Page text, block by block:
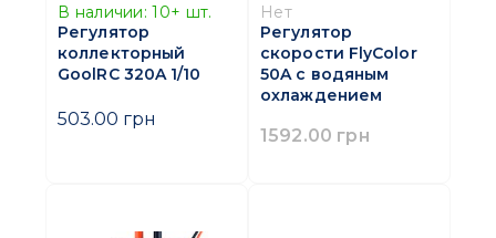
В наличии: 10+ шт.
Регулятор
коллекторный
GoolRC 320A 1/10
503.00 грн
Нет
Регулятор
скорости FlyColor
50A с водяным
охлаждением
1592.00 грн